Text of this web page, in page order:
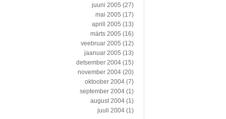
juuni 2005 (27)
mai 2005 (17)
aprill 2005 (13)
märts 2005 (16)
veebruar 2005 (12)
jaanuar 2005 (13)
detsember 2004 (15)
november 2004 (20)
oktoober 2004 (7)
september 2004 (1)
august 2004 (1)
juuli 2004 (1)